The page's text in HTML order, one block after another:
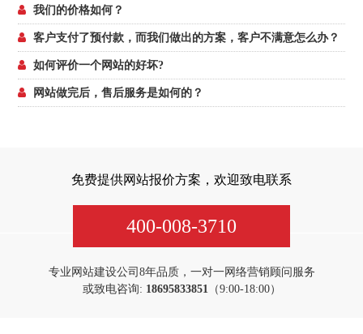
我们的价格如何？
客户支付了预付款，而我们做出的方案，客户不满意怎么办？
如何评价一个网站的好坏?
网站做完后，售后服务是如何的？
免费提供网站报价方案，欢迎致电联系
400-008-3710
专业网站建设公司8年品质，一对一网络营销顾问服务
或致电咨询: 18695833851（9:00-18:00）